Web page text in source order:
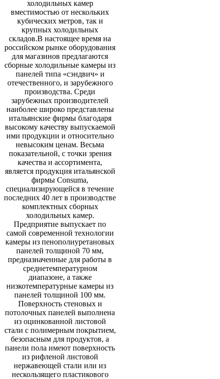
холодильных камер
вместимостью от нескольких
кубических метров, так и
крупных холодильных
складов.В настоящее время на
российском рынке оборудования
для магазинов предлагаются
сборные холодильные камеры из
панелей типа «сэндвич» и
отечественного, и зарубежного
производства. Среди
зарубежных производителей
наиболее широко представлены
итальянские фирмы благодаря
высокому качеству выпускаемой
ими продукции и относительно
невысоким ценам. Весьма
показательной, с точки зрения
качества и ассортимента,
является продукция итальянской
фирмы Consuma,
специализирующейся в течение
последних 40 лет в производстве
комплектных сборных
холодильных камер.
Предприятие выпускает по
самой современной технологии
камеры из пенополиуретановых
панелей толщиной 70 мм,
предназначенные для работы в
среднетемпературном
диапазоне, а также
низкотемпературные камеры из
панелей толщиной 100 мм.
Поверхность стеновых и
потолочных панелей выполнена
из оцинкованной листовой
стали с полимерным покрытием,
безопасным для продуктов, а
панели пола имеют поверхность
из рифленой листовой
нержавеющей стали или из
нескользящего пластикового